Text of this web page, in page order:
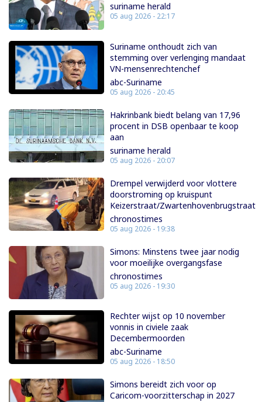
suriname herald
05 aug 2026 - 22:17
Suriname onthoudt zich van
stemming over verlenging mandaat
VN-mensenrechtenchef
abc-Suriname
05 aug 2026 - 20:45
Hakrinbank biedt belang van 17,96
procent in DSB openbaar te koop
aan
suriname herald
05 aug 2026 - 20:07
Drempel verwijderd voor vlottere
doorstroming op kruispunt
Keizerstraat/Zwartenhovenbrugstraat
chronostimes
05 aug 2026 - 19:38
Simons: Minstens twee jaar nodig
voor moeilijke overgangsfase
chronostimes
05 aug 2026 - 19:30
Rechter wijst op 10 november
vonnis in civiele zaak
Decembermoorden
abc-Suriname
05 aug 2026 - 18:50
Simons bereidt zich voor op
Caricom-voorzitterschap in 2027